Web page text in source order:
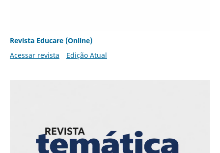
Revista Educare (Online)
Acessar revista
Edição Atual